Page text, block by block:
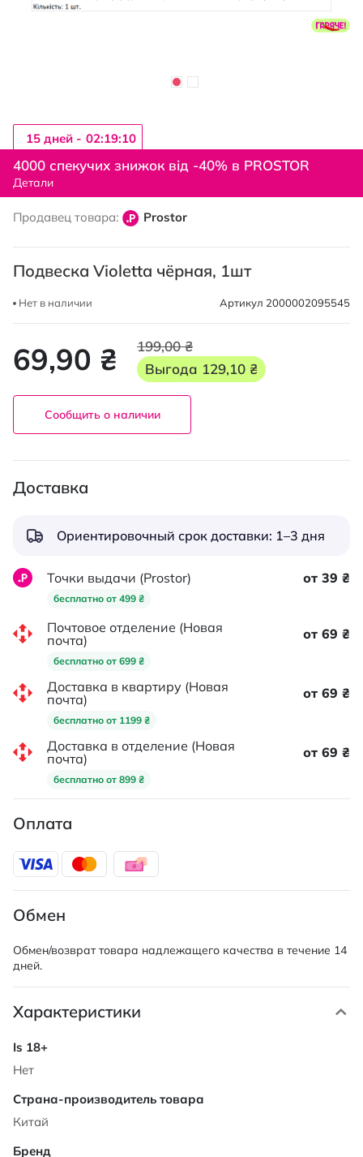
Перейти
к
началу
галереи
4000 спекучих знижок від -40% в PROSTOR
Детали
15 дней - 02:19:09
Продавец товара: Prostor
Подвеска Violetta чёрная, 1шт
Нет в наличии Артикул 2000002095545
69,90 ₴
199,00 ₴
Выгода 129,10 ₴
Сообщить о наличии
Доставка
Ориентировочный срок доставки: 1–3 дня
Точки выдачи (Prostor)
бесплатно от 499 ₴
от 39 ₴
Почтовое отделение (Новая
почта)
бесплатно от 699 ₴
от 69 ₴
Доставка в квартиру (Новая
почта)
бесплатно от 1199 ₴
от 69 ₴
Доставка в отделение (Новая
почта)
бесплатно от 899 ₴
от 69 ₴
Оплата
Обмен
Обмен/возврат товара надлежащего качества в течение 14
дней.
Характеристики
Характеристики
Нет
Китай